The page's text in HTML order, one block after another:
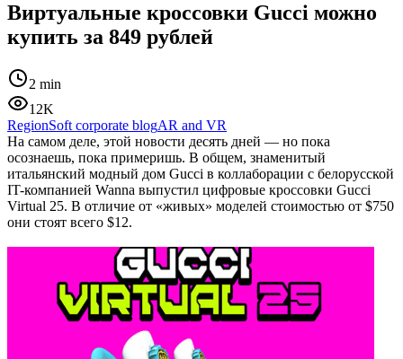
Виртуальные кроссовки Gucci можно
купить за 849 рублей
2 min
12K
RegionSoft corporate blogAR and VR
На самом деле, этой новости десять дней — но пока
осознаешь, пока примеришь. В общем, знаменитый
итальянский модный дом Gucci в коллаборации с белорусской
IT-компанией Wanna выпустил цифровые кроссовки Gucci
Virtual 25. В отличие от «живых» моделей стоимостью от $750
они стоят всего $12.